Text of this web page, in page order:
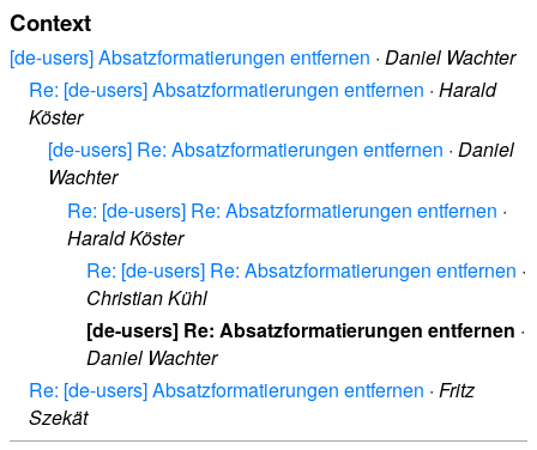
Context
[de-users] Absatzformatierungen entfernen · Daniel Wachter
Re: [de-users] Absatzformatierungen entfernen · Harald
Köster
[de-users] Re: Absatzformatierungen entfernen · Daniel
Wachter
Re: [de-users] Re: Absatzformatierungen entfernen ·
Harald Köster
Re: [de-users] Re: Absatzformatierungen entfernen ·
Christian Kühl
[de-users] Re: Absatzformatierungen entfernen ·
Daniel Wachter
Re: [de-users] Absatzformatierungen entfernen · Fritz
Szekät